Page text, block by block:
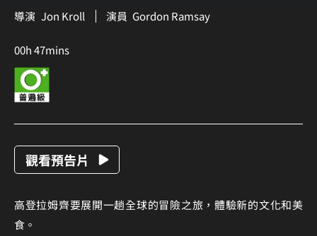
導演 Jon Kroll 演員 Gordon Ramsay
00h 47mins
觀看預告片
高登拉姆齊要展開一趟全球的冒險之旅，體驗新的文化和美
食。